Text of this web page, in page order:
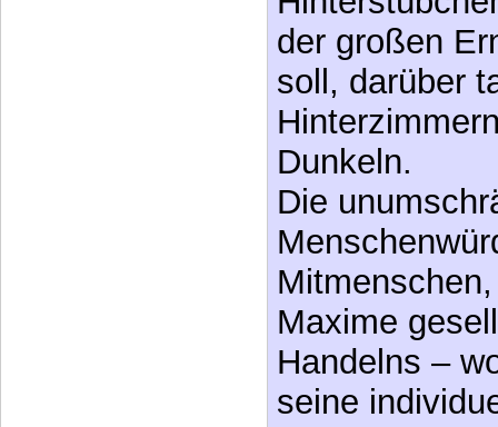
dämmert
Staatslenkern
der großen
soll, darüber
Dunkeln.
Die